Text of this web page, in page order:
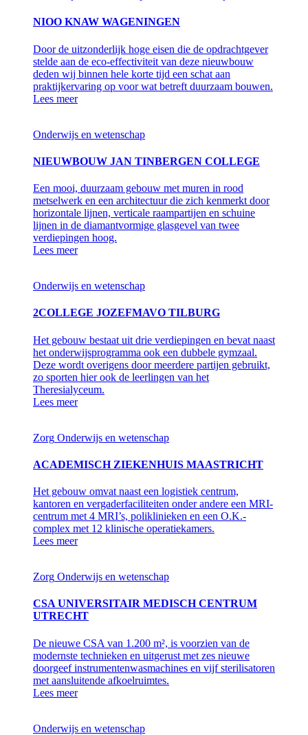
NIOO KNAW WAGENINGEN
Door de uitzonderlijk hoge eisen die de opdrachtgever
stelde aan de eco-effectiviteit van deze nieuwbouw
deden wij binnen hele korte tijd een schat aan
praktijkervaring op voor wat betreft duurzaam bouwen.
Lees meer
Onderwijs en wetenschap
NIEUWBOUW JAN TINBERGEN COLLEGE
Een mooi, duurzaam gebouw met muren in rood
metselwerk en een architectuur die zich kenmerkt door
horizontale lijnen, verticale raampartijen en schuine
lijnen in de diamantvormige glasgevel van twee
verdiepingen hoog.
Lees meer
Onderwijs en wetenschap
2COLLEGE JOZEFMAVO TILBURG
Het gebouw bestaat uit drie verdiepingen en bevat naast
het onderwijsprogramma ook een dubbele gymzaal.
Deze wordt overigens door meerdere partijen gebruikt,
zo sporten hier ook de leerlingen van het
Theresialyceum.
Lees meer
Zorg Onderwijs en wetenschap
ACADEMISCH ZIEKENHUIS MAASTRICHT
Het gebouw omvat naast een logistiek centrum,
kantoren en vergaderfaciliteiten onder andere een MRI-
centrum met 4 MRI’s, poliklinieken en een O.K.-
complex met 12 klinische operatiekamers.
Lees meer
Zorg Onderwijs en wetenschap
CSA UNIVERSITAIR MEDISCH CENTRUM
UTRECHT
De nieuwe CSA van 1.200 m², is voorzien van de
modernste technieken en uitgerust met zes nieuwe
doorgeef instrumentenwasmachines en vijf sterilisatoren
met aansluitende afkoelruimtes.
Lees meer
Onderwijs en wetenschap